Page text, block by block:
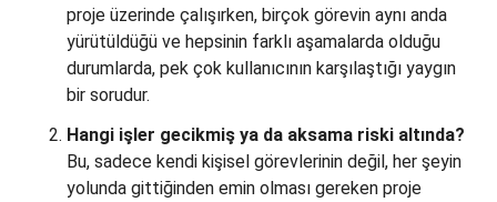
proje üzerinde çalışırken, birçok görevin aynı anda
yürütüldüğü ve hepsinin farklı aşamalarda olduğu
durumlarda, pek çok kullanıcının karşılaştığı yaygın
bir sorudur.
Hangi işler gecikmiş ya da aksama riski altında?
Bu, sadece kendi kişisel görevlerinin değil, her şeyin
yolunda gittiğinden emin olması gereken proje